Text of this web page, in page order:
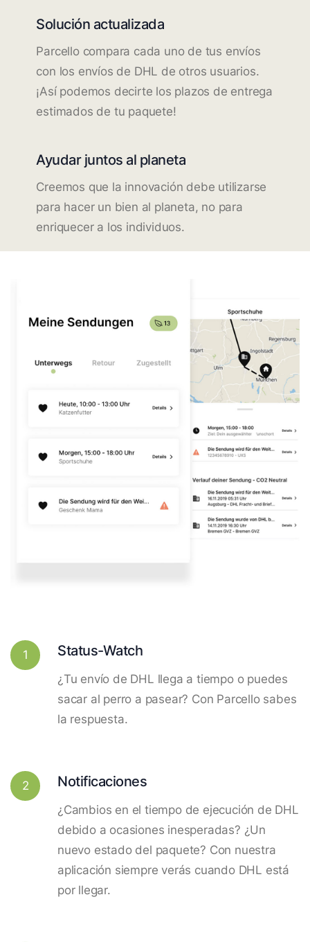
Solución actualizada
Parcello compara cada uno de tus envíos
con los envíos de DHL de otros usuarios.
¡Así podemos decirte los plazos de entrega
estimados de tu paquete!
Ayudar juntos al planeta
Creemos que la innovación debe utilizarse
para hacer un bien al planeta, no para
enriquecer a los individuos.
1 Status-Watch
¿Tu envío de DHL llega a tiempo o puedes
sacar al perro a pasear? Con Parcello sabes
la respuesta.
2 Notificaciones
¿Cambios en el tiempo de ejecución de DHL
debido a ocasiones inesperadas? ¿Un
nuevo estado del paquete? Con nuestra
aplicación siempre verás cuando DHL está
por llegar.